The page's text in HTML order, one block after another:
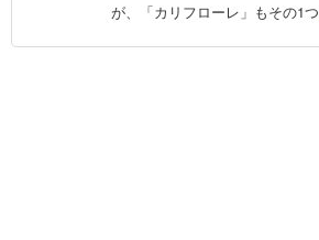
が、「カリフローレ」もその1つ